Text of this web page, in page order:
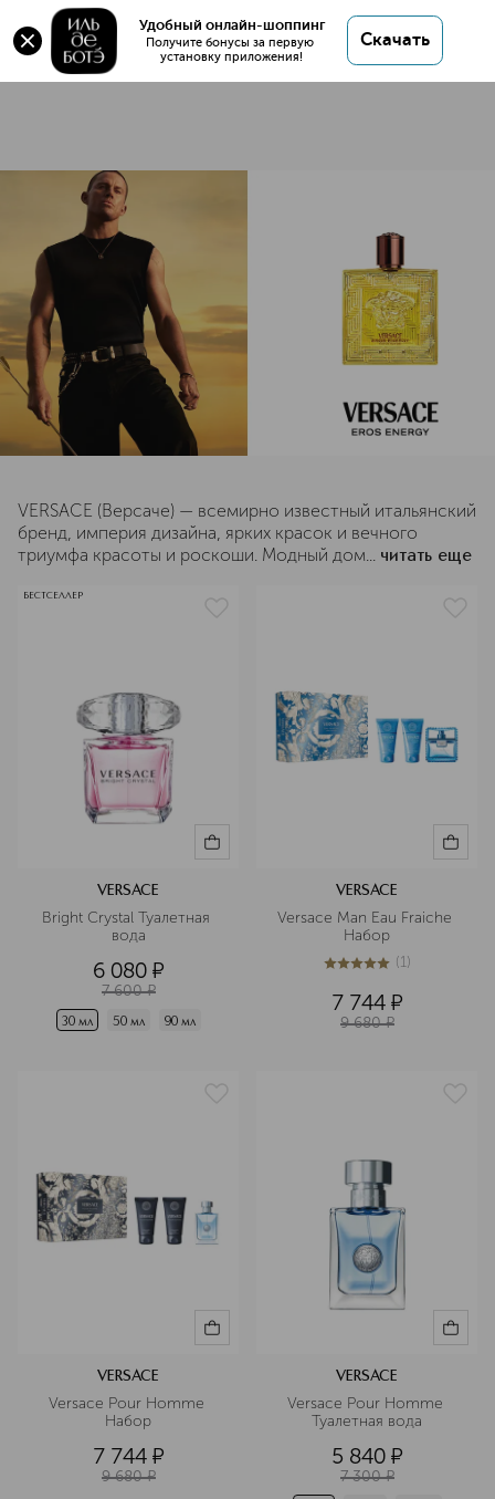
Удобный онлайн-шоппинг
Получите бонусы за первую
установку приложения!
Скачать
19 товаров
VERSACE
VERSACE (Версаче) — всемирно известный итальянский
бренд, империя дизайна, ярких красок и вечного
триумфа красоты и роскоши. Модный дом... читать еще
БЕСТСЕЛЛЕР
VERSACE
Bright Crystal Туалетная
вода
6 080 ¤
7 600 ¤
30 мл 50 мл 90 мл
VERSACE
Versace Man Eau Fraiche
Набор
5из 51 (1)
7 744 ¤
9 680 ¤
VERSACE
Versace Pour Homme
Набор
7 744 ¤
9 680 ¤
VERSACE
Versace Pour Homme
Туалетная вода
5 840 ¤
7 300 ¤